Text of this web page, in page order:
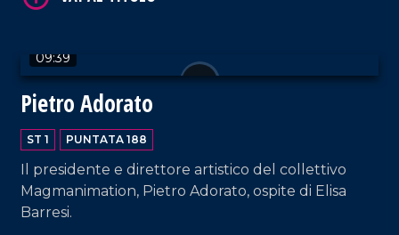
09:39
Pietro Adorato
ST 1 PUNTATA 188
Il presidente e direttore artistico del collettivo
Magmanimation, Pietro Adorato, ospite di Elisa
Barresi.
VAI AL TITOLO